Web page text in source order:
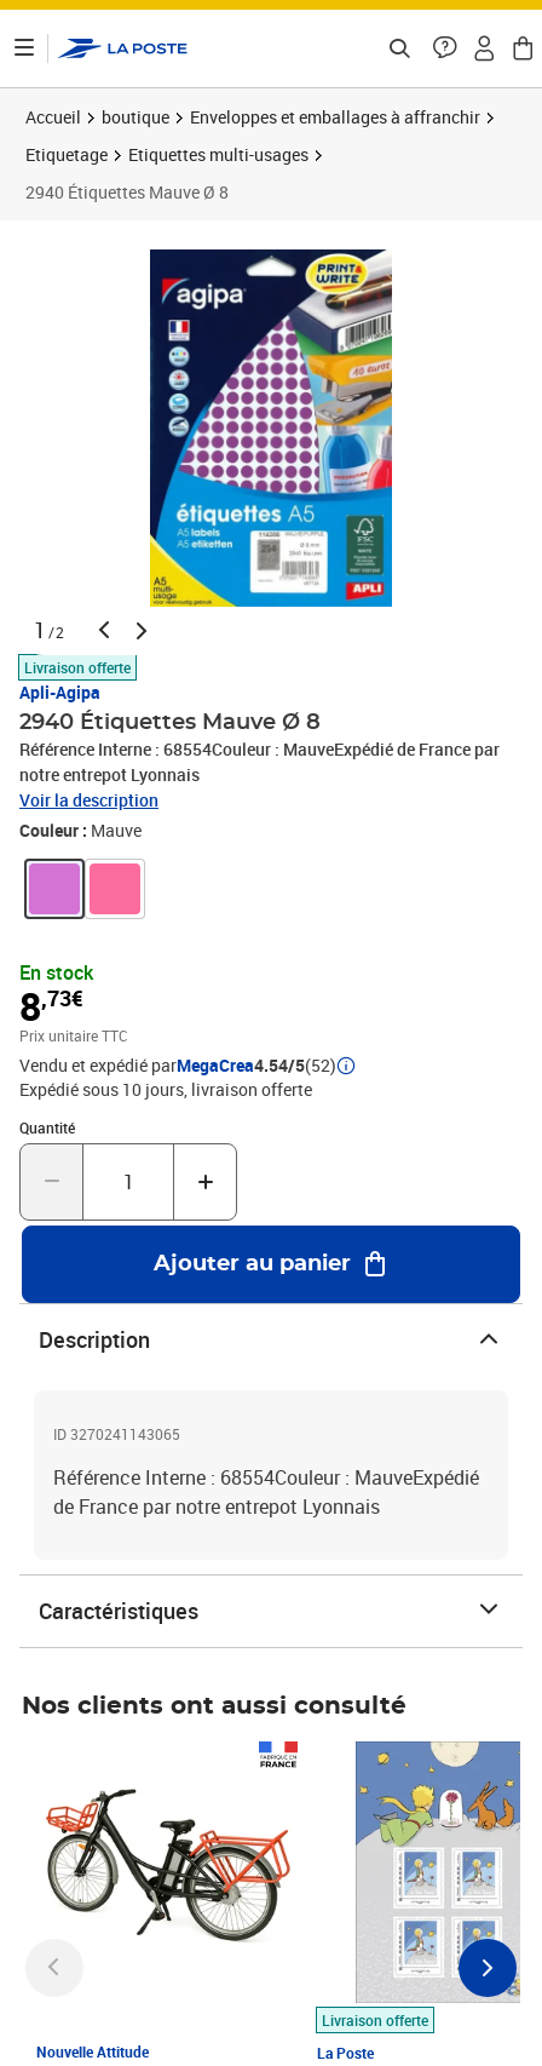
Accueil boutique
Enveloppes et emballages à affranchir
Etiquetage
Etiquettes multi-usages
2940 Étiquettes Mauve Ø 8
1 /2
Livraison offerte
Apli-Agipa
2940 Étiquettes Mauve Ø 8
Référence Interne : 68554Couleur : MauveExpédié de France par
notre entrepot Lyonnais
Voir la description
Couleur : Mauve
En stock
8,73€
Prix unitaire TTC
Vendu et expédié parMegaCrea4.54/5(52)
Expédié sous 10 jours livraison offerte
Quantité
Quantité : 1
Ajouter au panier
Description
ID 3270241143065
Référence Interne : 68554Couleur : MauveExpédié
de France par notre entrepot Lyonnais
Caractéristiques
Nos clients ont aussi consulté
Nouvelle Attitude
Livraison offerte
La Poste
Prix 7,50€